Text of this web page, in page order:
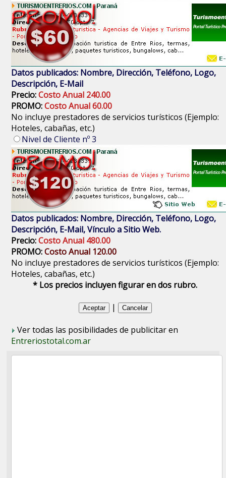
Datos publicados: Nombre, Dirección, Teléfono, Logo,
Descripción, E-Mail
Precio:Costo Anual 240.00
PROMO:Costo Anual 60.00
No incluye prestadores de servicios turísticos (Ejemplo:
Hoteles, cabañas, etc.)
Nivel de Cliente nº 3
Datos publicados: Nombre, Dirección, Teléfono, Logo,
Descripción, E-Mail, Vínculo a Sitio Web.
Precio:Costo Anual 480.00
PROMO:Costo Anual 120.00
No incluye prestadores de servicios turísticos (Ejemplo:
Hoteles, cabañas, etc.)
* Los precios incluyen figurar en dos rubro.
|
Ver todas las posibilidades de publicitar en
Entreriostotal.com.ar